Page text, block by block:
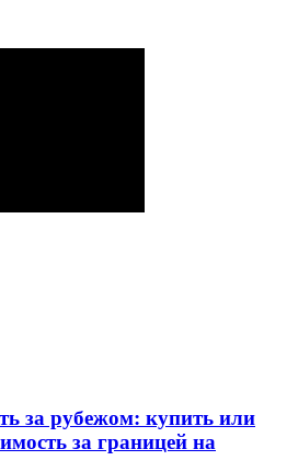
за рубежом: купить или
за границей на